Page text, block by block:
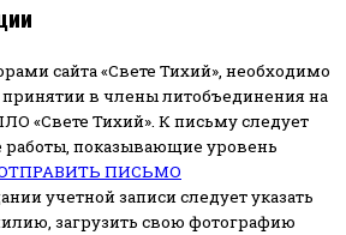
сайта «Свете Тихий», необходимо
принятии в члены литобъединения на
«Свете Тихий». К письму следует
работы, показывающие уровень
ПИСЬМО
учетной записи следует указать
загрузить свою фотографию